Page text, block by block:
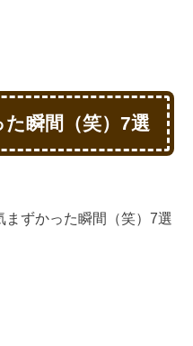
瞬間（笑）7選
ずかった瞬間（笑）7選